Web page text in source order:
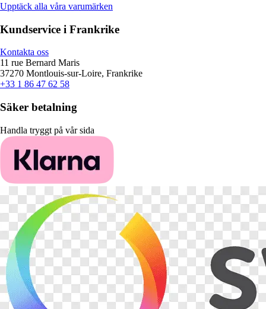
Upptäck alla våra varumärken
Kundservice i Frankrike
Kontakta oss
11 rue Bernard Maris
37270 Montlouis-sur-Loire, Frankrike
+33 1 86 47 62 58
Säker betalning
Handla tryggt på vår sida